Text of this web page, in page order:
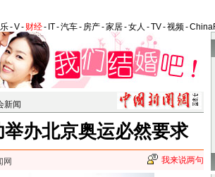
-V- 财经- IT-汽车- 房产-家居-女人 -TV-视频-
新闻
办北京奥运必然要求
网 我来说两句